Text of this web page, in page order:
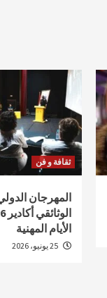
ثقافة و فن
المهرجان
الأيام المهنية